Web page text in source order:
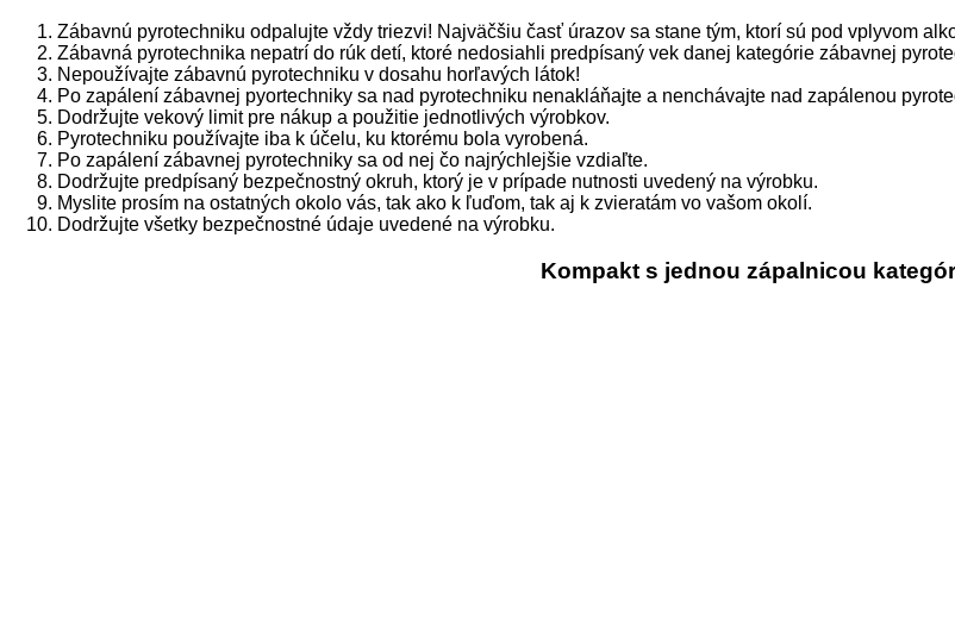
Zábavnú pyrotechniku odpalujte vždy triezvi! Najväčšiu časť úrazov sa stane tým, ktorí sú pod vplyvom
Zábavná pyrotechnika nepatrí do rúk detí, ktoré nedosiahli predpísaný vek danej kategórie zábavnej
Nepoužívajte zábavnú pyrotechniku v dosahu horľavých látok!
Po zapálení zábavnej pyortechniky sa nad pyrotechniku nenakláňajte a nenchávajte nad zapálenou
Dodržujte vekový limit pre nákup a použitie jednotlivých výrobkov.
Pyrotechniku používajte iba k účelu, ku ktorému bola vyrobená.
Po zapálení zábavnej pyrotechniky sa od nej čo najrýchlejšie vzdiaľte.
Dodržujte predpísaný bezpečnostný okruh, ktorý je v prípade nutnosti uvedený na výrobku.
Myslite prosím na ostatných okolo vás, tak ako k ľuďom, tak aj k zvieratám vo vašom okolí.
Dodržujte všetky bezpečnostné údaje uvedené na výrobku.
Kompakt s jednou zápalnicou